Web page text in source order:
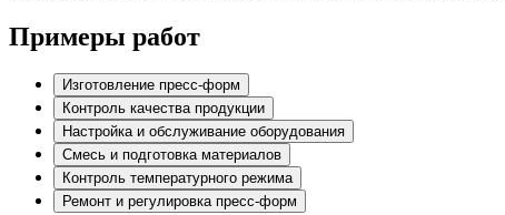
Примеры работ
Изготовление пресс-форм
Контроль качества продукции
Настройка и обслуживание оборудования
Смесь и подготовка материалов
Контроль температурного режима
Ремонт и регулировка пресс-форм